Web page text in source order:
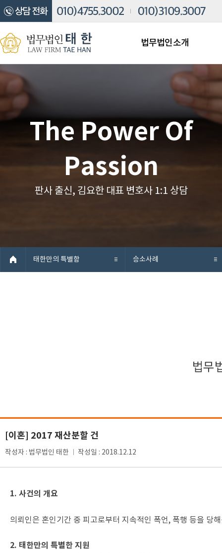
법무법인소개
The Power Of
Passion
판사 출신, 김요한 대표 변호사 1:1 상담
태한만의 특별함 승소사례
[이혼] 2017 재산분할 건
작성자 : 법무법인 태한 작성일 : 2018.12.12
1. 사건의 개요
의뢰인은 혼인기간 중 피고로부터 지속적인 폭언, 폭행 등을 당
2. 태한만의 특별한 지원